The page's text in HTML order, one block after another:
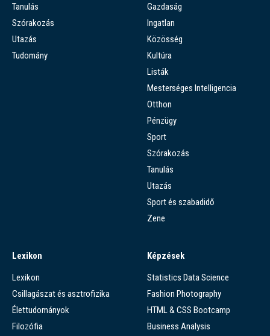
Tanulás
Szórakozás
Utazás
Tudomány
Gazdaság
Ingatlan
Közösség
Kultúra
Listák
Mesterséges Intelligencia
Otthon
Pénzügy
Sport
Szórakozás
Tanulás
Utazás
Sport és szabadidő
Zene
Lexikon
Lexikon
Csillagászat és asztrofizika
Élettudományok
Filozófia
Képzések
Statistics Data Science
Fashion Photography
HTML & CSS Bootcamp
Business Analysis